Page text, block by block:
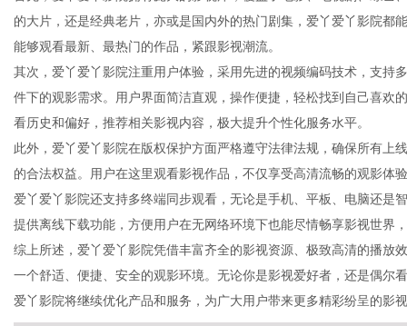
的大片，还是经典老片，亦或是国内外的热门剧集，爱丫爱丫影院都
能够观看最新、最热门的作品，紧跟影视潮流。
其次，爱丫爱丫影院注重用户体验，采用先进的视频编码技术，支持
件下的观影需求。用户界面简洁直观，操作便捷，轻松找到自己喜欢
看历史和偏好，推荐相关影视内容，极大提升个性化服务水平。
此外，爱丫爱丫影院在版权保护方面严格遵守法律法规，确保所有上
的合法权益。用户在这里观看影视作品，不仅享受高清流畅的观影体
爱丫爱丫影院还支持多终端同步观看，无论是手机、平板、电脑还是
提供离线下载功能，方便用户在无网络环境下也能尽情畅享影视世界
综上所述，爱丫爱丫影院凭借丰富齐全的影视资源、极致高清的播放
一个舒适、便捷、安全的观影环境。无论你是影视爱好者，还是偶尔
爱丫影院将继续优化产品和服务，为广大用户带来更多精彩纷呈的影